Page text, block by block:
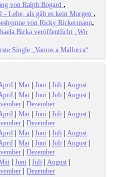
von Ralph Bogard
- Lebe, als gäb es kein Morgen
von Ricky Rickermann
Birka veröffentlicht „Wir
Single „Vamos a Mallorca“
|Mai |Juni |Juli | August
|Mai |Juni |Juli | August |
|Dezember
|Mai |Juni |Juli | August |
|Dezember
|Mai |Juni |Juli | August
|Mai |Juni |Juli | August |
|Dezember
|Juni |Juli | August |
|Dezember